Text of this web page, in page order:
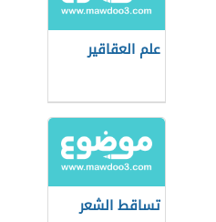
علم العقاقير
تساقط الشعر